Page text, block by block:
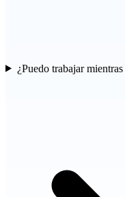
¿Puedo trabajar